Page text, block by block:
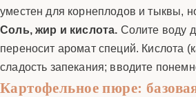
уместен для корнеплодов и тыквы,
Соль, жир и кислота. Солите воду
переносит аромат специй. Кислота
сладость запекания; вводите
Картофельное пюре: